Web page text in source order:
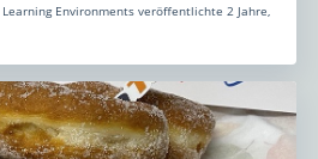
Environments veröffentlichte 2 Jahre,